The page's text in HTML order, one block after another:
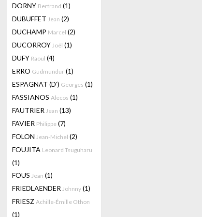
DORNY Bertrand (1)
DUBUFFET Jean (2)
DUCHAMP Marcel (2)
DUCORROY Joël (1)
DUFY Raoul (4)
ERRO Gudmundur (1)
ESPAGNAT (D') Georges (1)
FASSIANOS Alecos (1)
FAUTRIER Jean (13)
FAVIER Philippe (7)
FOLON Jean-Michel (2)
FOUJITA Leonard Tsuguharu
(1)
FOUS Jean (1)
FRIEDLAENDER Johnny (1)
FRIESZ Achille-Émille Othon
(1)